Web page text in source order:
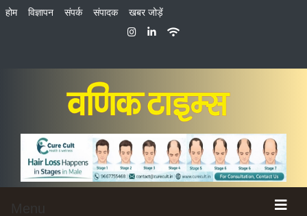
होम विज्ञापन संपर्क संपादक खबर जोड़ें